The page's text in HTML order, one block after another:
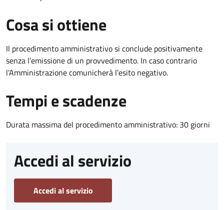
Cosa si ottiene
Il procedimento amministrativo si conclude positivamente
senza l’emissione di un provvedimento. In caso contrario
l’Amministrazione comunicherà l’esito negativo.
Tempi e scadenze
Durata massima del procedimento amministrativo: 30 giorni
Accedi al servizio
Accedi al servizio